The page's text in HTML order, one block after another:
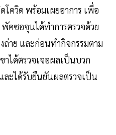
โควิด พร้อมเผยอาการ เพื่อ
คซอจุนได้ทำการตรวจด้วย
าย และก่อนทำกิจกรรมตาม
าได้ตรวจเจอผลเป็นบวก
ละได้รับยืนยันผลตรวจเป็น